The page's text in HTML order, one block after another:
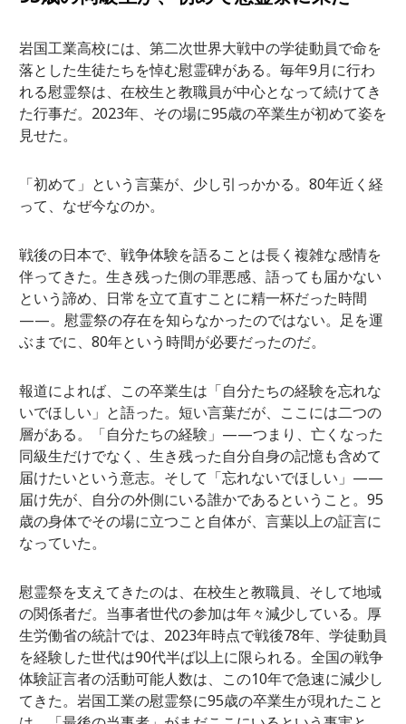
岩国工業高校には、第二次世界大戦中の学徒動員で命を
落とした生徒たちを悼む慰霊碑がある。毎年9月に行わ
れる慰霊祭は、在校生と教職員が中心となって続けてき
た行事だ。2023年、その場に95歳の卒業生が初めて姿を
見せた。
「初めて」という言葉が、少し引っかかる。80年近く経
って、なぜ今なのか。
戦後の日本で、戦争体験を語ることは長く複雑な感情を
伴ってきた。生き残った側の罪悪感、語っても届かない
という諦め、日常を立て直すことに精一杯だった時間
——。慰霊祭の存在を知らなかったのではない。足を運
ぶまでに、80年という時間が必要だったのだ。
報道によれば、この卒業生は「自分たちの経験を忘れな
いでほしい」と語った。短い言葉だが、ここには二つの
層がある。「自分たちの経験」——つまり、亡くなった
同級生だけでなく、生き残った自分自身の記憶も含めて
届けたいという意志。そして「忘れないでほしい」——
届け先が、自分の外側にいる誰かであるということ。95
歳の身体でその場に立つこと自体が、言葉以上の証言に
なっていた。
慰霊祭を支えてきたのは、在校生と教職員、そして地域
の関係者だ。当事者世代の参加は年々減少している。厚
生労働省の統計では、2023年時点で戦後78年、学徒動員
を経験した世代は90代半ば以上に限られる。全国の戦争
体験証言者の活動可能人数は、この10年で急速に減少し
てきた。岩国工業の慰霊祭に95歳の卒業生が現れたこと